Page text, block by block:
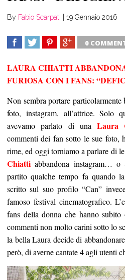
By Fabio Scarpati 19 Gennaio 2016
0
LAURA CHIATTI
FURIOSA CON I FANS:
Non sembra portare
foto, instagram, all’attrice. Solo
avevamo parlato di una Laura
commenti dei fan sotto le sue foto,
rime, ed oggi torniamo a parlare di
Chiatti abbandona instagram…
partito qualche tempo fa quando
scritto sul suo profilo “Can”
famoso festival cinematografico.
fans della donna che hanno
commenti non molto carini sotto lo
la bella Laura decide di
però, di averne cantate 4 agli utenti